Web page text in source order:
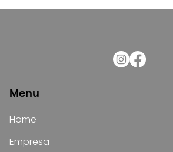
Menu
Home
Empresa